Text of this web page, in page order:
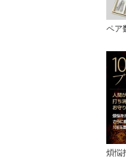
ペア
煩悩